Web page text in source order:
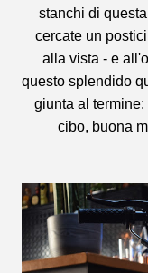
stanchi di
cercate un
alla vista - e
questo splendido
giunta al
cibo, buona